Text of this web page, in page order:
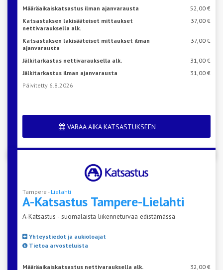
Määräaikaiskatsastus ilman ajanvarausta
52,00 €
Katsastuksen lakisääteiset mittaukset
nettivarauksella alk.
37,00 €
Katsastuksen lakisääteiset mittaukset ilman
ajanvarausta
37,00 €
Jälkitarkastus nettivarauksella alk.
31,00 €
Jälkitarkastus ilman ajanvarausta
31,00 €
Päivitetty 6.8.2026
VARAA AIKA KATSASTUKSEEN
Tampere - Lielahti
A-Katsastus Tampere-Lielahti
A-Katsastus - suomalaista liikenneturvaa edistämässä
Yhteystiedot ja aukioloajat
Tietoa arvosteluista
Määräaikaiskatsastus nettivarauksella alk.
32,00 €